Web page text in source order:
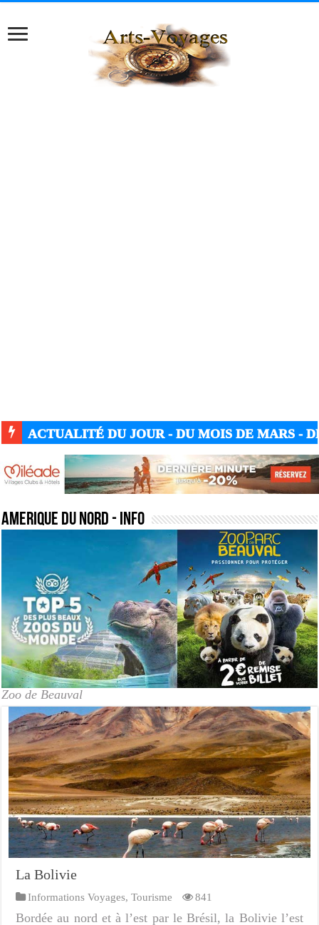
ACTUALITÉ GUERRE UKRAINE-RUSSIE
amerique du nord - Info
Zoo de Beauval
La Bolivie
Informations Voyages,Tourisme 841
Bordée au nord et à l’est par le Brésil, la Bolivie l’est